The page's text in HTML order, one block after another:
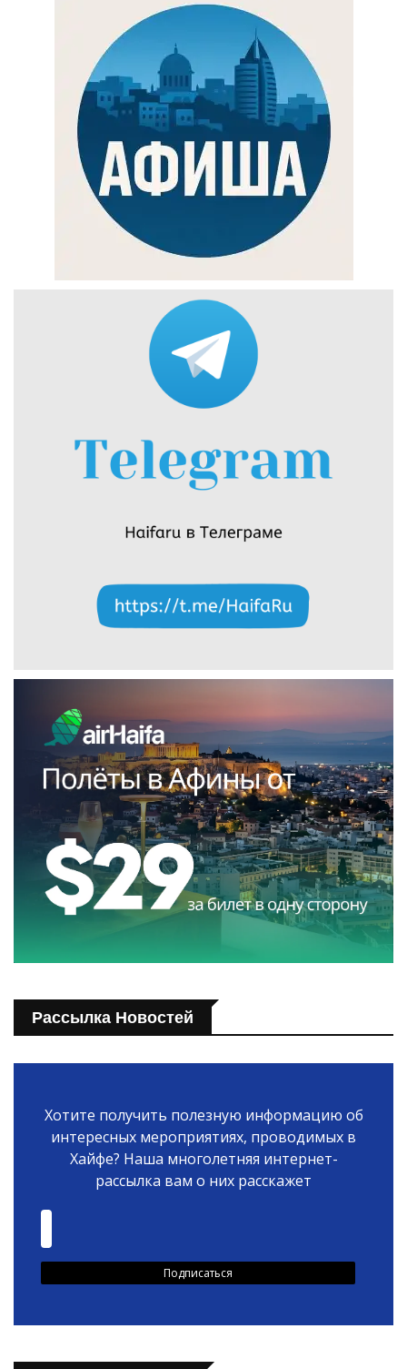
Рассылка Новостей
Хотите получить полезную информацию об
интересных мероприятиях, проводимых в
Хайфе? Наша многолетняя интернет-
рассылка вам о них расскажет